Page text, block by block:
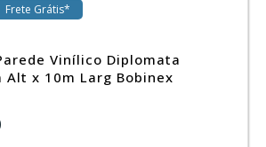
Frete Grátis*
Vinílico Diplomata
Alt x 10m Larg Bobinex